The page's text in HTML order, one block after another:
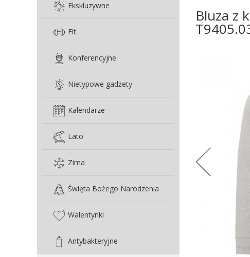
Ekskluzywne
Fit
Konferencyjne
Nietypowe gadżety
Kalendarze
Lato
Zima
Święta Bożego Narodzenia
Walentynki
Antybakteryjne
Bluza z